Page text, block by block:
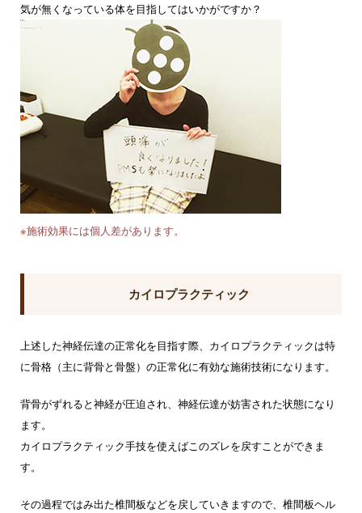
気が無くなっている体を目指してはいかがですか？
※施術効果には個人差があります。
カイロプラクティック
上述した神経伝達の正常化を目指す際、カイロプラクティックは特
に骨格（主に背骨と骨盤）の正常化に有効な施術技術になります。
背骨がずれると神経が圧迫され、神経伝達が妨害された状態になり
ます。
カイロプラクティック手技を使えばこのズレを戻すことができま
す。
その過程ではみ出た椎間板などを戻していきますので、椎間板ヘル